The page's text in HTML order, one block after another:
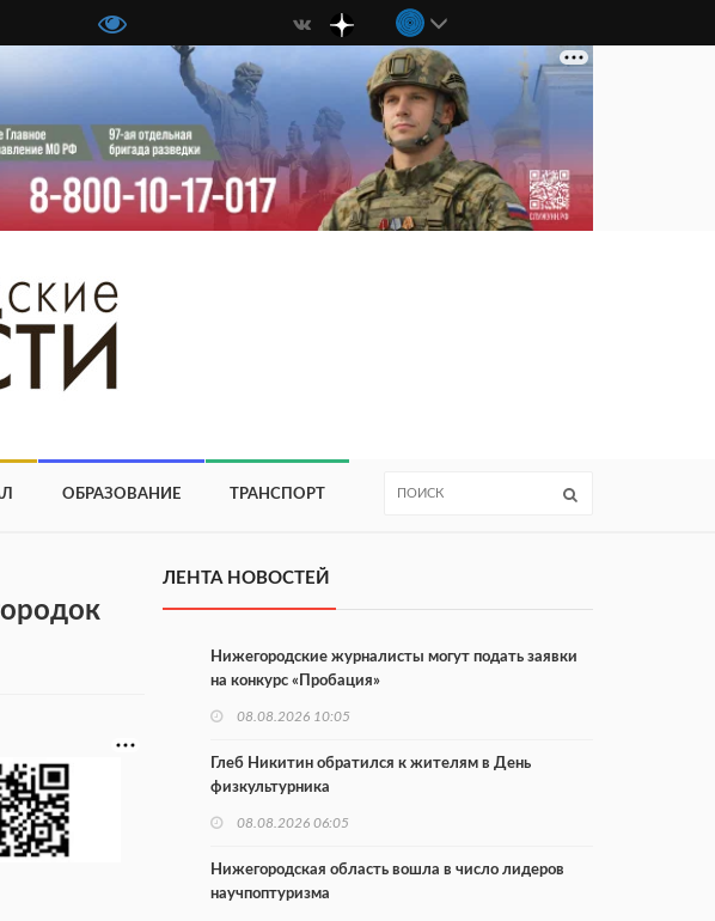
ОБРАЗОВАНИЕ ТРАНСПОРТ
ЛЕНТА НОВОСТЕЙ
Нижегородские журналисты могут подать заявки
на конкурс «Пробация»
08.08.2026 10:05
Глеб Никитин обратился к жителям в День
физкультурника
08.08.2026 06:05
Нижегородская область вошла в число лидеров
научпоптуризма